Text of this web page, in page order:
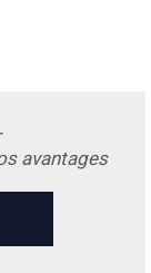
avantages